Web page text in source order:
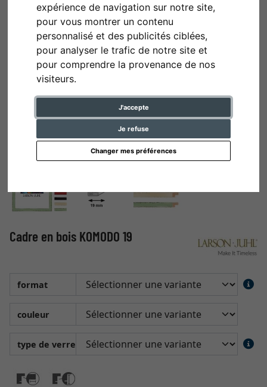
expérience de navigation sur notre site,
pour vous montrer un contenu
personnalisé et des publicités ciblées,
pour analyser le trafic de notre site et
pour comprendre la provenance de nos
visiteurs.
J'accepte
Je refuse
Changer mes préférences
Retour
Cadre en bois KOMODO 19
format
couleur
type de verre